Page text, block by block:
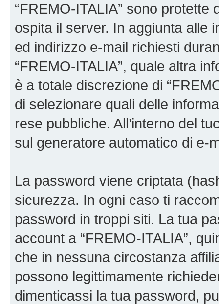
“FREMO-ITALIA” sono
ospita il server. In aggiunta alle
ed indirizzo e-mail richiesti
“FREMO-ITALIA”, quale altra
è a totale discrezione di
di selezionare quali delle
rese pubbliche. All’interno del
sul generatore automatico di e-
La password viene criptata
sicurezza. In ogni caso ti
password in troppi siti. La tua
account a “FREMO-ITALIA”,
che in nessuna circostanza
possono legittimamente
dimenticassi la tua password,